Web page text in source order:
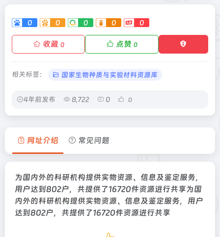
0 0 0 0 0
收藏 0 点赞 0
相关标签： 国家生物种质与实验材料资源库
4年前发布 8,722 0 0
网址介绍 常见问题
为国内外的科研机构提供实物资源、信息及鉴定服务，
用户达到802户，共提供了16720件资源进行共享为国
内外的科研机构提供实物资源、信息及鉴定服务，用户
达到802户，共提供了16720件资源进行共享